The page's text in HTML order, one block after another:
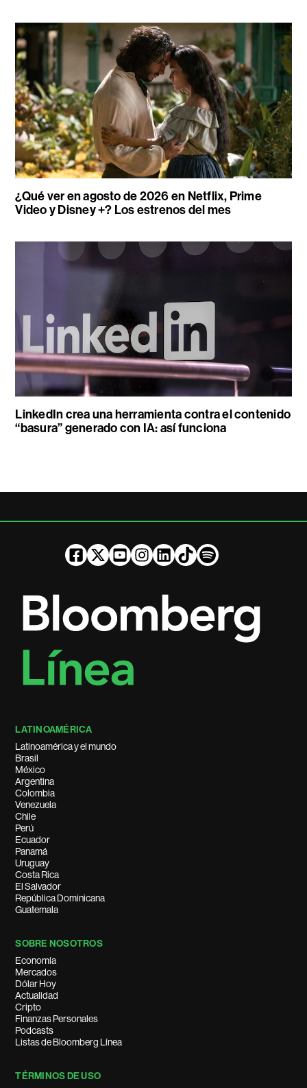
¿Qué ver en agosto de 2026 en Netflix, Prime
Video y Disney +? Los estrenos del mes
LinkedIn crea una herramienta contra el contenido
“basura” generado con IA: así funciona
LATINOAMÉRICA
Latinoamérica y el mundo
Brasil
México
Argentina
Colombia
Venezuela
Chile
Perú
Ecuador
Panamá
Uruguay
Costa Rica
El Salvador
República Dominicana
Guatemala
SOBRE NOSOTROS
Economía
Mercados
Dólar Hoy
Actualidad
Cripto
Finanzas Personales
Podcasts
Listas de Bloomberg Línea
TÉRMINOS DE USO